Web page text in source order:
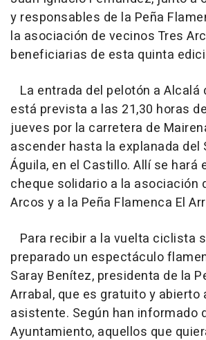
y responsables de la Peña
la asociación de vecinos Tres
beneficiarias de esta quinta
La entrada del pelotón a Alcalá
está prevista a las 21,30 horas
jueves por la carretera de
ascender hasta la explanada del
Águila, en el Castillo. Allí se hará
cheque solidario a la asociación
Arcos y a la Peña Flamenca El
Para recibir a la vuelta ciclista
preparado un espectáculo
Saray Benítez, presidenta de la
Arrabal, que es gratuito y abierto
asistente. Según han informado
Ayuntamiento, aquellos que